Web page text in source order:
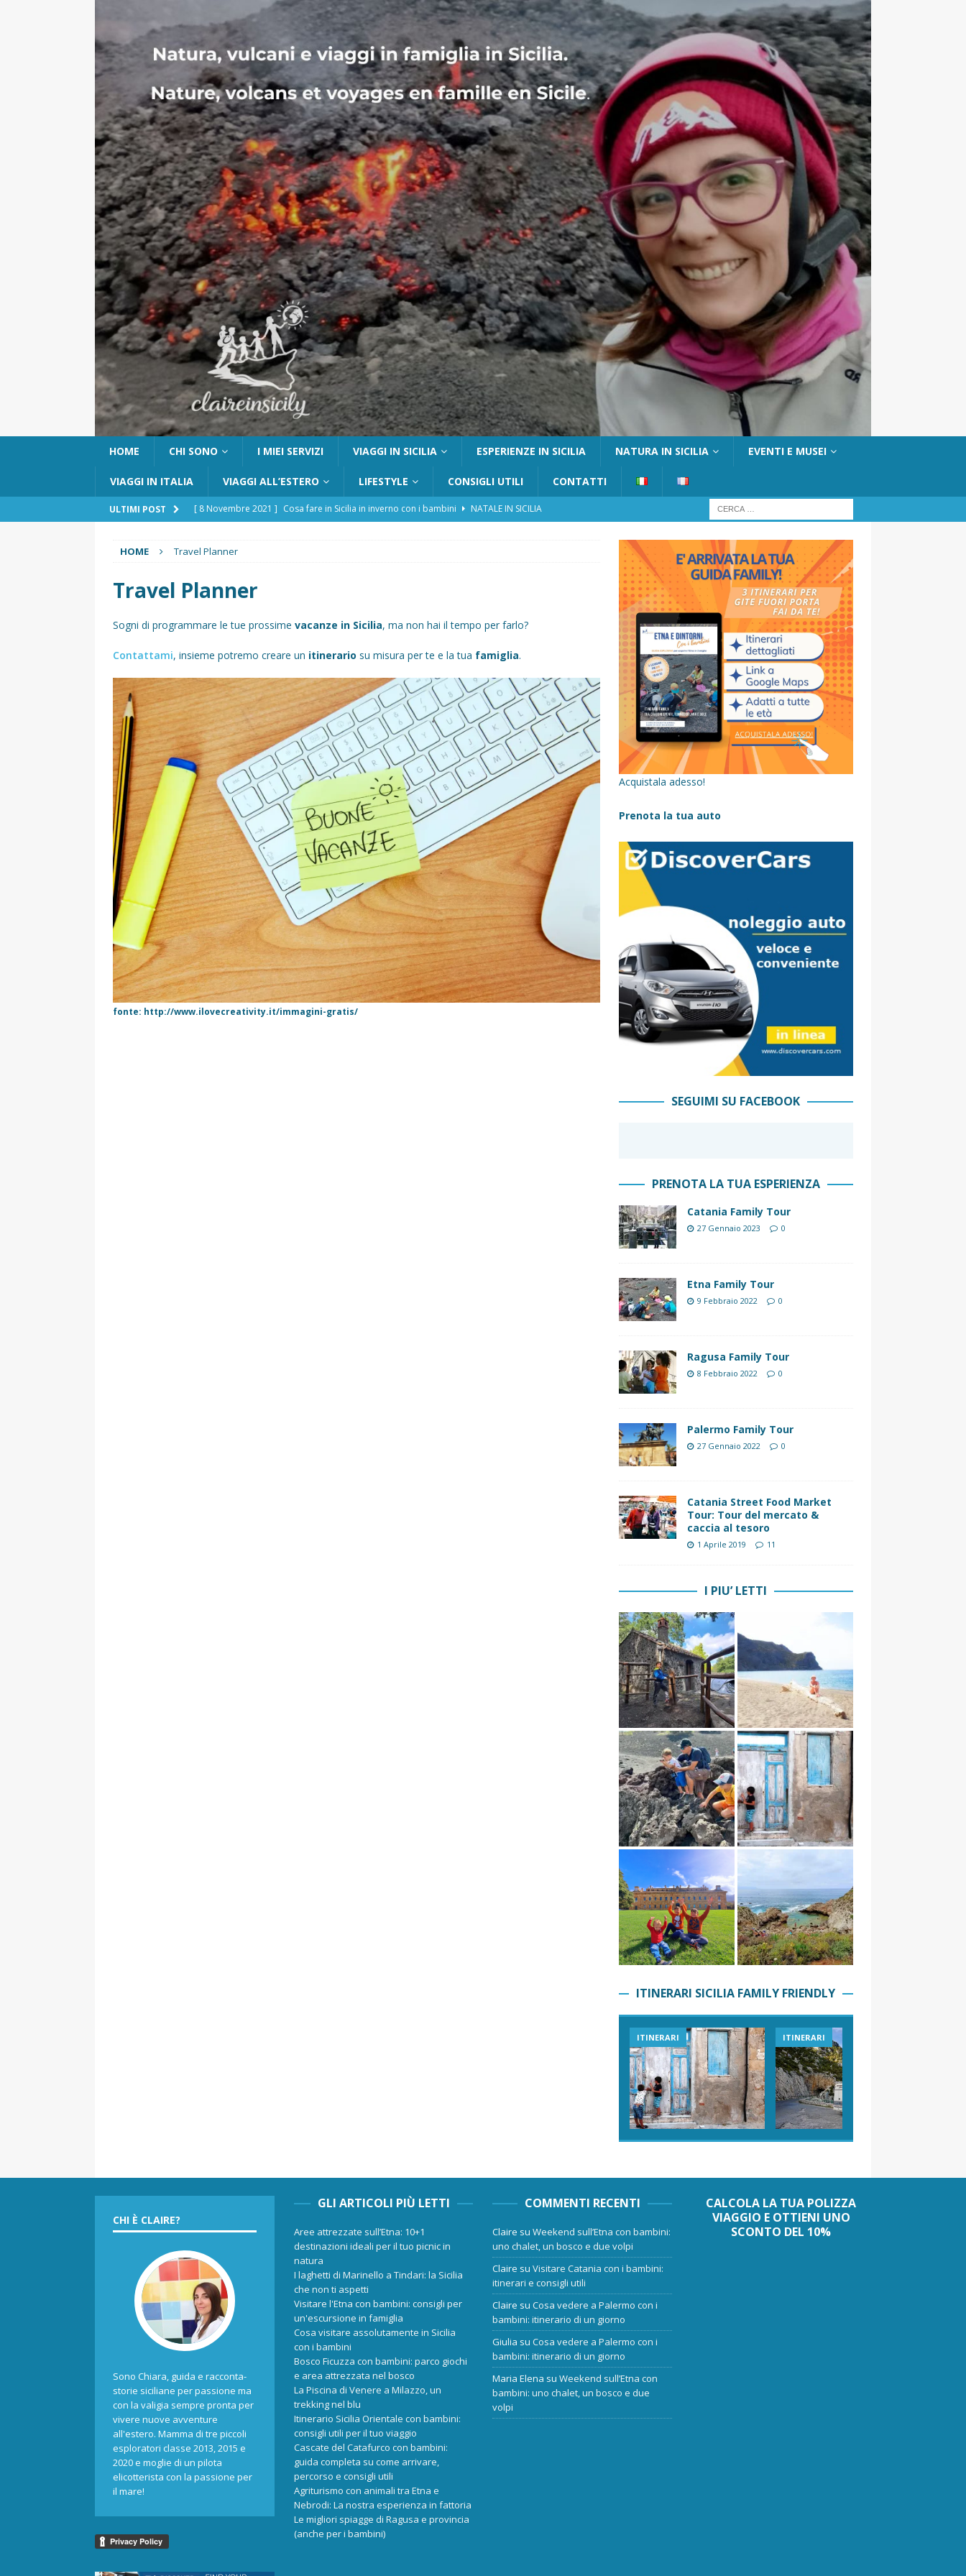
HOME CHI SONO I MIEI SERVIZI VIAGGI IN SICILIA ESPERIENZE IN SICILIA NATURA IN SICILIA EVENTI E MUSEI
VIAGGI IN ITALIA VIAGGI ALL’ESTERO LIFESTYLE CONSIGLI UTILI CONTATTI
ULTIMI POST [ 8 Novembre 2021 ] Cosa fare in Sicilia in inverno con i bambini
NATALE IN SICILIA
[ 6 Maggio 2026 ]
percorso e consigli utili
DOVE DORMIRE
[ 17 Dicembre 2025 ] Organizzare un viaggio in Sicilia con i bambini (senza stress)
UTILI
[ 14 Settembre 2025 ]
Rifugi e Bivacchi sull’Etna: Guida Completa per Famiglie
SENTIERI,
PARCHI NATURALI E AREE PICNIC
[ 2 Aprile 2025 ] Escursioni in Sicilia con bambini: itinerari imperdibili (+ consigli utili)- Parte 1
VIAGGI IN SICILIA
[ 17 Settembre 2023 ] Vendemmia con i bambini in Sicilia, dove andare?
FATTORIE
DIDATTICHE
[ 19 Gennaio 2023 ]
Visitare la Fiumara d’Arte con i bambini, quando la natura incontra l’arte
VIAGGI IN SICILIA
[ 20 Marzo 2022 ] Cosa fare in Sicilia con i bambini: mare, attività e tour a prova di famiglia
VIAGGI IN SICILIA
HOME Travel Planner
Travel Planner
Sogni di programmare le tue prossime vacanze in Sicilia, ma non hai il tempo per farlo?
Contattami, insieme potremo creare un itinerario su misura per te e la tua famiglia.
fonte: http://www.ilovecreativity.it/immagini-gratis/
Acquistala adesso!
Prenota la tua auto
SEGUIMI SU FACEBOOK
PRENOTA LA TUA ESPERIENZA
Catania Family Tour
27 Gennaio 2023 0
Etna Family Tour
9 Febbraio 2022 0
Ragusa Family Tour
8 Febbraio 2022 0
Palermo Family Tour
27 Gennaio 2022 0
Catania Street Food Market
Tour: Tour del mercato &
caccia al tesoro
1 Aprile 2019 11
I PIU’ LETTI
ITINERARI SICILIA FAMILY FRIENDLY
ITINERARI ITINERARI
CHI È CLAIRE?
Sono Chiara, guida e racconta-
storie siciliane per passione ma
con la valigia sempre pronta per
vivere nuove avventure
all'estero. Mamma di tre piccoli
esploratori classe 2013, 2015 e
2020 e moglie di un pilota
elicotterista con la passione per
il mare!
GLI ARTICOLI PIÙ LETTI
Aree attrezzate sull’Etna: 10+1
destinazioni ideali per il tuo picnic in
natura
I laghetti di Marinello a Tindari: la Sicilia
che non ti aspetti
Visitare l'Etna con bambini: consigli per
un'escursione in famiglia
Cosa visitare assolutamente in Sicilia
con i bambini
Bosco Ficuzza con bambini: parco giochi
e area attrezzata nel bosco
La Piscina di Venere a Milazzo, un
trekking nel blu
Itinerario Sicilia Orientale con bambini:
consigli utili per il tuo viaggio
Cascate del Catafurco con bambini:
guida completa su come arrivare,
percorso e consigli utili
Agriturismo con animali tra Etna e
Nebrodi: La nostra esperienza in fattoria
Le migliori spiagge di Ragusa e provincia
(anche per i bambini)
COMMENTI RECENTI
Claire suWeekend sull’Etna con bambini:
uno chalet, un bosco e due volpi
Claire suVisitare Catania con i bambini:
itinerari e consigli utili
Claire suCosa vedere a Palermo con i
bambini: itinerario di un giorno
Giulia suCosa vedere a Palermo con i
bambini: itinerario di un giorno
Maria Elena suWeekend sull’Etna con
bambini: uno chalet, un bosco e due
volpi
CALCOLA LA TUA POLIZZA
VIAGGIO E OTTIENI UNO
SCONTO DEL 10%